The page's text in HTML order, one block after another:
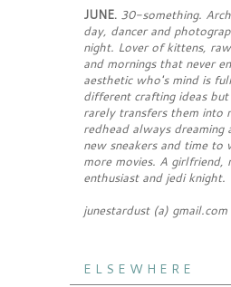
JUNE. 30-something.
day, dancer and
night. Lover of kittens,
and mornings that never
aesthetic who's mind is
different crafting ideas
rarely transfers them into
redhead always dreaming
new sneakers and time to
more movies. A girlfriend,
enthusiast and jedi knight.
junestardust (a) gmail.com
E L S E W H E R E